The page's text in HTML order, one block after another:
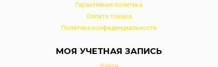
Гарантийная политика
Оплата товара
Политика конфиденциальности
МОЯ УЧЕТНАЯ ЗАПИСЬ